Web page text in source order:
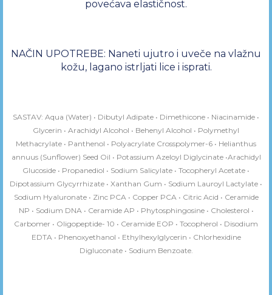
povećava elastičnost.
NAČIN UPOTREBE: Naneti ujutro i uveče na vlažnu
kožu, lagano istrljati lice i isprati.
SASTAV: Aqua (Water) • Dibutyl Adipate • Dimethicone • Niacinamide •
Glycerin • Arachidyl Alcohol • Behenyl Alcohol • Polymethyl
Methacrylate • Panthenol • Polyacrylate Crosspolymer-6 • Helianthus
annuus (Sunflower) Seed Oil • Potassium Azeloyl Diglycinate •Arachidyl
Glucoside • Propanediol • Sodium Salicylate • Tocopheryl Acetate •
Dipotassium Glycyrrhizate • Xanthan Gum • Sodium Lauroyl Lactylate •
Sodium Hyaluronate • Zinc PCA • Copper PCA • Citric Acid • Ceramide
NP • Sodium DNA • Ceramide AP • Phytosphingosine • Cholesterol •
Carbomer • Oligopeptide- 10 • Ceramide EOP • Tocopherol • Disodium
EDTA • Phenoxyethanol • Ethylhexylglycerin • Chlorhexidine
Digluconate • Sodium Benzoate.